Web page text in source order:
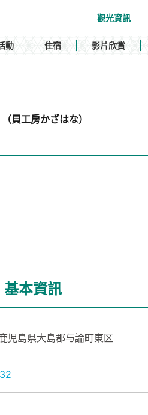
觀光資訊
動 住宿 影片欣賞
（貝工房かざはな）
基本資訊
島県大島郡与論町東区